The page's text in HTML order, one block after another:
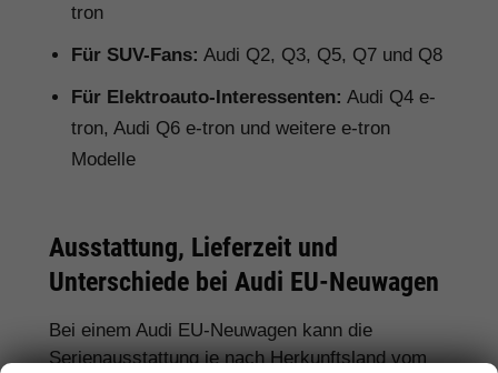
tron
Für SUV-Fans: Audi Q2, Q3, Q5, Q7 und Q8
Für Elektroauto-Interessenten: Audi Q4 e-
tron, Audi Q6 e-tron und weitere e-tron
Modelle
Ausstattung, Lieferzeit und
Unterschiede bei Audi EU-Neuwagen
Bei einem Audi EU-Neuwagen kann die
Serienausstattung je nach Herkunftsland vom